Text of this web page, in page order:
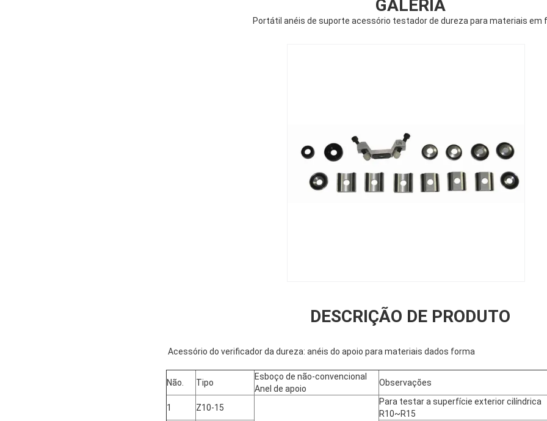
GALERIA
Portátil anéis de suporte acessório testador de dureza para materiais em
DESCRIÇÃO DE PRODUTO
Acessório do verificador da dureza: anéis do apoio para materiais dados forma
Não. Tipo
Esboço de não-convencional
Anel de apoio
Observações
1 Z10-15
Para testar a superfície exterior cilíndrica
R10~R15